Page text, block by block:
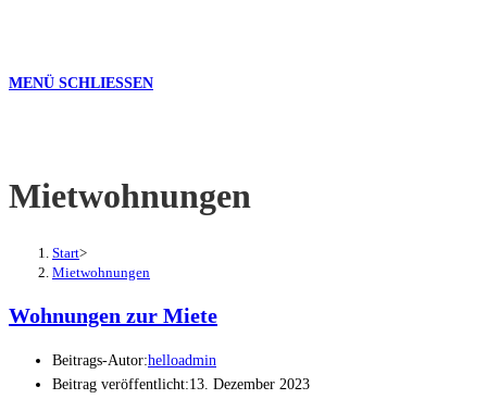
MENÜ SCHLIESSEN
Mietwohnungen
Start>
Mietwohnungen
Wohnungen zur Miete
Beitrags-Autor:helloadmin
Beitrag veröffentlicht:13. Dezember 2023